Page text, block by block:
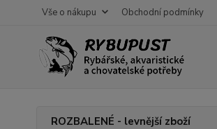
Vše o nákupu Obchodní podmínky
ROZBALENÉ - levnější zboží